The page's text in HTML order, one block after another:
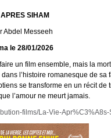
SIHAM
Abdel Messeeh
le 28/01/2026
un film ensemble, mais la
l’histoire romanesque de sa
se transforme en un récit de
l’amour ne meurt jamais.
films/La-Vie-Apr%C3%A8s-